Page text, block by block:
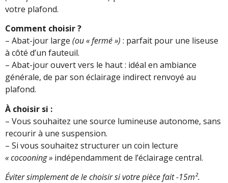
votre plafond.
Comment choisir ?
– Abat-jour large (ou « fermé ») : parfait pour une liseuse
à côté d’un fauteuil.
– Abat-jour ouvert vers le haut : idéal en ambiance
générale, de par son éclairage indirect renvoyé au
plafond.
À choisir si :
– Vous souhaitez une source lumineuse autonome, sans
recourir à une suspension.
– Si vous souhaitez structurer un coin lecture
« cocooning » indépendamment de l’éclairage central.
Éviter simplement de le choisir si votre pièce fait -15m².